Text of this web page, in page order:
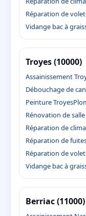
Réparation de
Vidange bac à
Troyes (10000)
Assainissement
Débouchage de
Peinture Troyes
Rénovation de
Réparation de
Réparation de
Réparation de
Vidange bac à
Berriac (11000)